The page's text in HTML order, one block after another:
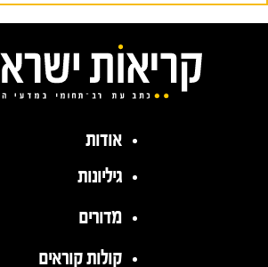
אודות
גיליונות
מדורים
קולות קוראים